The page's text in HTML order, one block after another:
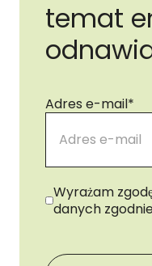
temat
Adres e-mail*
Zgoda*
Wyrażam
danych